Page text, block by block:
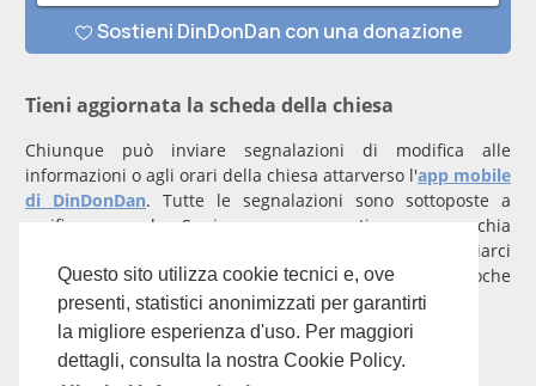
Questo sito utilizza cookie tecnici e, ove
presenti, statistici anonimizzati per garantirti
la migliore esperienza d'uso. Per maggiori
dettagli, consulta la nostra Cookie Policy.
Tieni aggiornata la scheda della chiesa
Chiunque può inviare segnalazioni di modifica alle
informazioni o agli orari della chiesa attarverso l'app mobile
di DinDonDan. Tutte le segnalazioni sono sottoposte a
verifica manuale. Se invece rappresenti una parrocchia
con un account verificato per inviarci
comunicazioni prioritarie che saranno gestite entro poche
Per qualunque domanda scrivi ainfo@dindondan.app